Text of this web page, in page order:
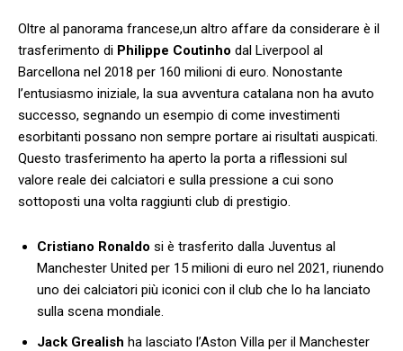
Oltre al⁤ panorama francese,un altro⁣ affare ⁣da considerare è il
trasferimento ​di Philippe Coutinho ⁤dal Liverpool al
Barcellona ⁤nel 2018 per 160 milioni di​ euro.​ Nonostante‌
l’entusiasmo iniziale, la sua avventura catalana⁢ non ha avuto
successo, segnando un ⁤esempio di come investimenti
esorbitanti possano non sempre⁣ portare ai risultati auspicati.
Questo trasferimento ha aperto la porta a riflessioni sul
‌valore reale dei ⁣calciatori e sulla pressione a ​cui ⁢sono
sottoposti ⁣una ⁤volta raggiunti club‌ di prestigio.
Cristiano Ronaldo si‌ è ‌trasferito dalla Juventus al
Manchester United per 15 milioni di ‌euro nel 2021, riunendo
uno dei‍ calciatori più ‌iconici⁢ con il⁤ club⁣ che lo⁢ ha lanciato
sulla scena⁢ mondiale.
Jack Grealish ha lasciato l’Aston Villa⁢ per ​il ‌Manchester